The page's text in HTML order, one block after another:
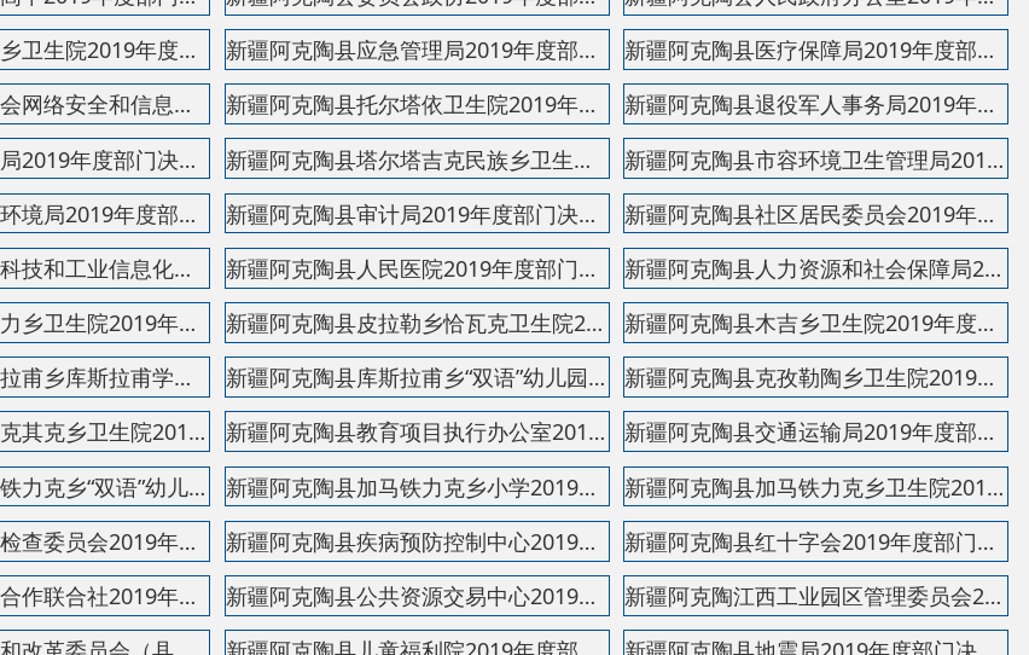
新疆阿克陶县喀热克其克乡卫生院2019年度部门决算公... 新疆阿克陶县教育项目执行办公室2019年度部门决算公... 新疆阿克陶县交通运输局2019年度部门决算公开说明
新疆阿克陶县加马铁力克乡“双语”幼儿园2019年度部... 新疆阿克陶县加马铁力克乡小学2019年度部门决算公开...
新疆阿克陶县加马铁力克乡卫生院2019年度部门决算公...
新疆阿克陶县纪律检查委员会2019年度部门决算公开说... 新疆阿克陶县疾病预防控制中心2019年度部门决算公开...
新疆阿克陶县红十字会2019年度部门决算公开说明
新疆阿克陶县供销合作联合社2019年度部门决算公开说... 新疆阿克陶县公共资源交易中心2019年度部门决算公开... 新疆阿克陶江西工业园区管理委员会2019年度部门决算...
新疆阿克陶县发展和改革委员会（县粮食和物资储备局... 新疆阿克陶县儿童福利院2019年度部门决算公开说明 新疆阿克陶县地震局2019年度部门决算公开说明
新疆阿克陶县档案局2019年度部门决算公开说明 新疆阿克陶县城市管理综合行政执法局2019年度部门决...
新疆阿克陶县草原工作站2019年度部门决算公开说明
新疆阿克陶县残疾人联合会2019年度部门决算公开说明 新疆阿克陶县财政局2019年度部门决算公开说明 新疆阿克陶县布伦口学校2019年度部门决算公开说明
新疆阿克陶县布伦口乡“双语”幼儿园 2019年度部门... 新疆阿克陶县委员会机构编制委员会办公室2019年度部... 新疆阿克陶县巴仁乡卫生院2019年度部门决算公开说明
新疆阿克陶县奥依塔克乡卫生院2019年度部门决算公开... 新疆阿克陶县农村安居工程领导小组办公室2019年度部...
新疆阿克陶县阿克塔拉卫生院2019年度部门决算公开说...
新疆阿克陶县阿克塔拉牧场学校2019年度部门决算公开... 新疆阿克陶县克孜勒陶乡人民政府2019年年度部门决算... 新疆阿克陶县库斯拉甫乡人民政府2019年度部门决算公...
新疆阿克陶县塔尔塔吉克民族乡人民政府2019年度部门... 新疆阿克陶县木吉乡人民政府2019年度部门决算公开说... 新疆阿克陶县布伦口乡人民政府2019年度部门决算 公开...
新疆阿克陶县喀热开其克乡人民政府2019年度部门决算... 新疆阿克陶县加马铁热克乡人民政府2019年度部门决算...
新疆阿克陶县巴仁乡人民政府2019年度部门决算公开说...
新疆阿克陶县玉麦乡人民政府2019年度部门决算公开说... 新疆阿克陶县阿克陶镇人民政府2019年度部门决算公开...